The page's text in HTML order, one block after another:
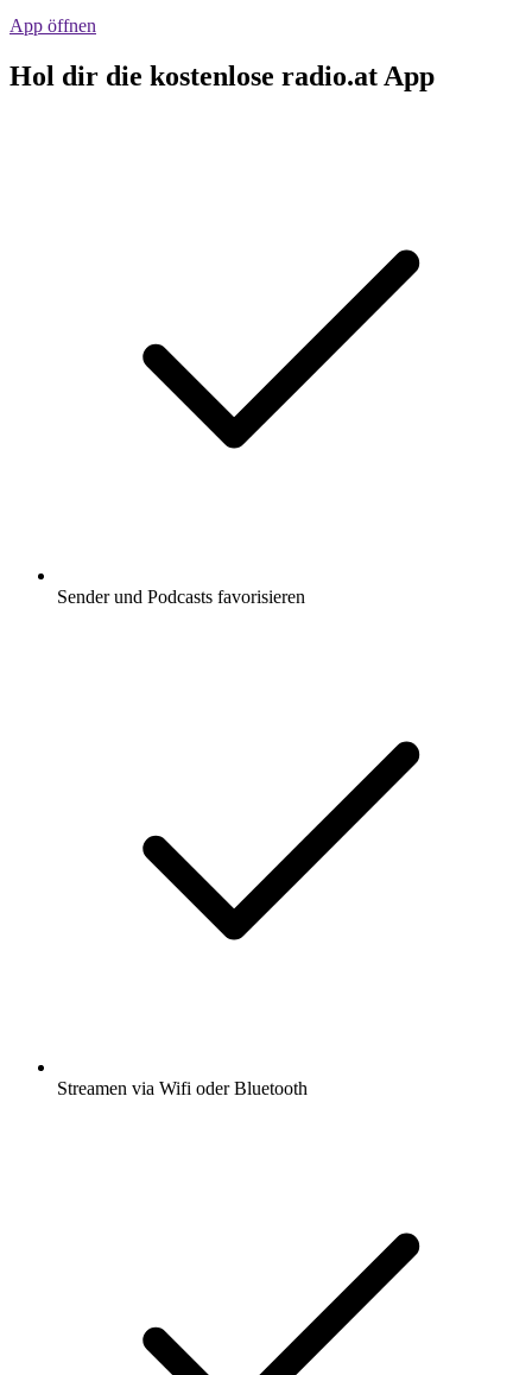
App öffnen
Hol dir die kostenlose radio.at App
Sender und Podcasts favorisieren
Streamen via Wifi oder Bluetooth